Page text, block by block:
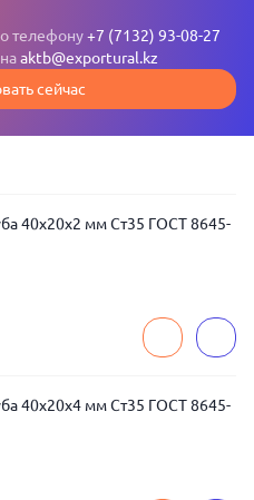
телефону+7 (7132) 93-08-27
aktb@exportural.kz
сейчас
40x20x2 мм Ст35 ГОСТ 8645-
40x20x4 мм Ст35 ГОСТ 8645-